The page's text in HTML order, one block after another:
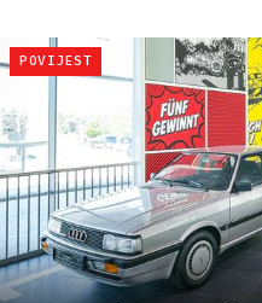
POVIJEST